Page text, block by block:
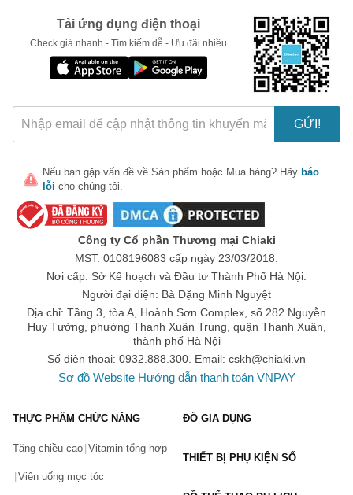
Tải ứng dụng điện thoại
Check giá nhanh - Tìm kiếm dễ - Ưu đãi nhiều
GỬI!
Nếu bạn gặp vấn đề về Sản phẩm hoặc Mua hàng? Hãy báo
lỗi cho chúng tôi.
Công ty Cổ phần Thương mại Chiaki
MST: 0108196083 cấp ngày 23/03/2018.
Nơi cấp: Sở Kế hoạch và Đầu tư Thành Phố Hà Nội.
Người đại diện: Bà Đặng Minh Nguyệt
Địa chỉ: Tầng 3, tòa A, Hoành Sơn Complex, số 282 Nguyễn
Huy Tưởng, phường Thanh Xuân Trung, quận Thanh Xuân,
thành phố Hà Nội
Số điện thoại: 0932.888.300. Email: cskh@chiaki.vn
Sơ đồ Website Hướng dẫn thanh toán VNPAY
THỰC PHẨM CHỨC NĂNG
Tăng chiều cao Vitamin tổng hợp
Viên uống mọc tóc
ĐỒ GIA DỤNG
THIẾT BỊ PHỤ KIỆN SỐ